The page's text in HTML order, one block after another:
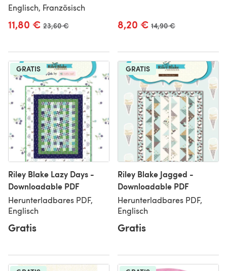
Englisch, Französisch
11,80 € Alter Preis
23,60 € 8,20 € Alter Preis
14,90 €
GRATIS
Riley Blake Lazy Days -
Downloadable PDF
Herunterladbares PDF,
Englisch
Gratis
GRATIS
Riley Blake Jagged -
Downloadable PDF
Herunterladbares PDF,
Englisch
Gratis